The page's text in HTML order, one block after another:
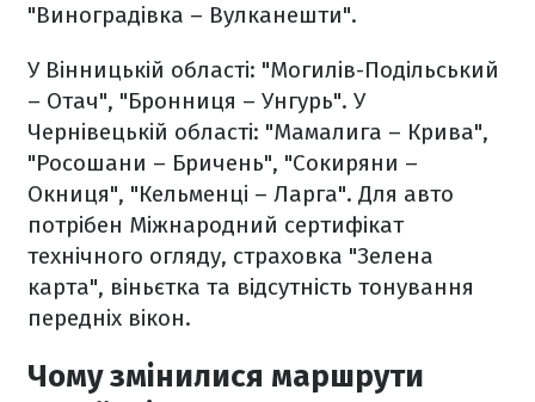
"Виноградівка – Вулканешти".
У Вінницькій області: "Могилів-Подільський
– Отач", "Бронниця – Унгурь". У
Чернівецькій області: "Мамалига – Крива",
"Росошани – Бричень", "Сокиряни –
Окниця", "Кельменці – Ларга". Для авто
потрібен Міжнародний сертифікат
технічного огляду, страховка "Зелена
карта", віньєтка та відсутність тонування
передніх вікон.
Чому змінилися маршрути